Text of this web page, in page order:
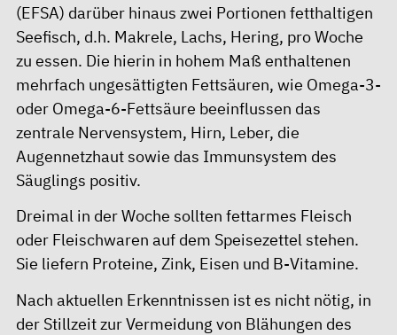
(EFSA) darüber hinaus zwei Portionen fetthaltigen
Seefisch, d.h. Makrele, Lachs, Hering, pro Woche
zu essen. Die hierin in hohem Maß enthaltenen
mehrfach ungesättigten Fettsäuren, wie Omega-3-
oder Omega-6-Fettsäure beeinflussen das
zentrale Nervensystem, Hirn, Leber, die
Augennetzhaut sowie das Immunsystem des
Säuglings positiv.
Dreimal in der Woche sollten fettarmes Fleisch
oder Fleischwaren auf dem Speisezettel stehen.
Sie liefern Proteine, Zink, Eisen und B-Vitamine.
Nach aktuellen Erkenntnissen ist es nicht nötig, in
der Stillzeit zur Vermeidung von Blähungen des